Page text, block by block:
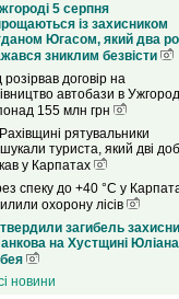
5 серпня
із захисником
Югасом, який два
зниклим безвісти
договір на
автобази в
155 млн грн
рятувальники
туриста, який дві
у Карпатах
спеку до +40 °C у
охорону лісів
загибель
на Хустщині Юліана
новини